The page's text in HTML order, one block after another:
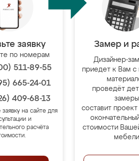
заявку
по номерам
511-89-55
665-24-01
409-68-13
заявку на сайте для
и
расчёта
Замер и
Дизайнер-
приедет к Вам с
проведёт
составит
стоимости